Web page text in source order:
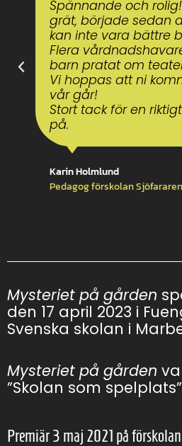
Barn på Förskolan
gm pedagog Malin Sealy
Mysteriet på gården
den 17 april 2023 i
Svenska skolan i
Mysteriet på gården
”Skolan som
Premiär 3 maj 2021 på